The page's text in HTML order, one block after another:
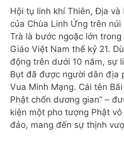
Hội tụ linh khí Thiên, Địa
của Chùa Linh Ứng trên
Trà là bước ngoặc lớn
Giáo Việt Nam thế kỷ 21.
động trên dưới 10 năm, sự
Bụt đã được người dân địa
Vua Minh Mạng. Cái tên
Phật chốn dương gian” –
kiện một pho tượng Phật
đảo, mang đến sự thịnh